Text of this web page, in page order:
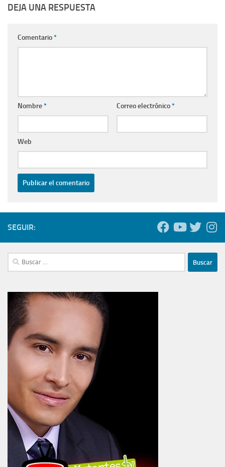
DEJA UNA RESPUESTA
Comentario*
Nombre* Correo electrónico*
Web
SEGUIR:
Buscar: